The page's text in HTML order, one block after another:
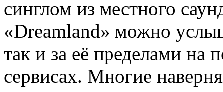
синглом из местного
«Dreamland» можно
так и за её пределами на
сервисах. Многие